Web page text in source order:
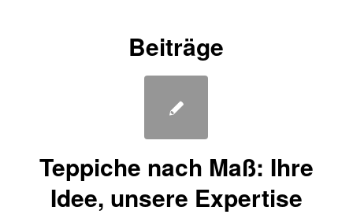
Beiträge
Teppiche nach Maß: Ihre
Idee, unsere Expertise